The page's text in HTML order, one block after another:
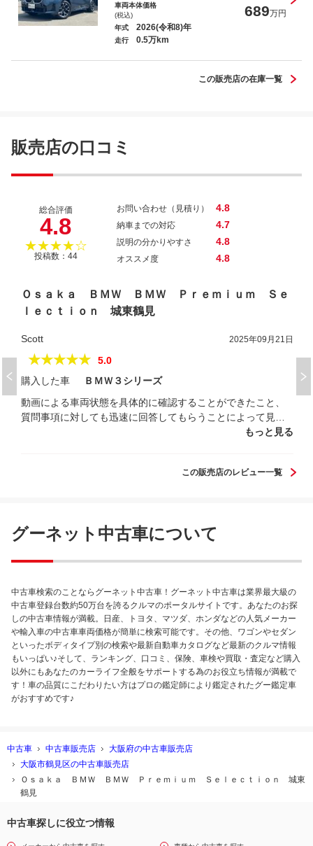
ＢＭＷ ３２０ｄ ｘＤｒｉｖｅＭスポーツ
スクルーシブ
車両本体価格
(税込)
689万円
年式 2026(令和8)年
走行 0.5万km
この販売店の在庫一覧
販売店の口コミ
総合評価
4.8
★★★★☆
投稿数：44
お問い合わせ（見積り） 4.8
納車までの対応 4.7
説明の分かりやすさ 4.8
オススメ度 4.8
Ｏｓａｋａ ＢＭＷ ＢＭＷ Ｐｒｅｍｉｕｍ Ｓｅ
ｌｅｃｔｉｏｎ 城東鶴見
Scott 2025年09月21日
★★★★★
5.0
購入した車
ＢＭＷ３シリーズ
動画による車両状態を具体的に確認することができたこと、
質問事項に対しても迅速に回答してもらうことによって見積
もりから成約までスムーズに短期間で済ませる事が出来あり
もっと見る
この販売店のレビュー一覧
グーネット中古車について
中古車検索のことならグーネット中古車！グーネット中古車は業界最大級の
中古車登録台数約50万台を誇るクルマのポータルサイトです。あなたのお探
しの中古車情報が満載。日産、トヨタ、マツダ、ホンダなどの人気メーカー
や輸入車の中古車車両価格が簡単に検索可能です。その他、ワゴンやセダン
といったボディタイプ別の検索や最新自動車カタログなど最新のクルマ情報
もいっぱい♪そして、ランキング、口コミ、保険、車検や買取・査定など購入
以外にもあなたのカーライフ全般をサポートする為のお役立ち情報が満載で
す！車の品質にこだわりたい方はプロの鑑定師により鑑定されたグー鑑定車
がおすすめです♪
中古車 中古車販売店
大阪府の中古車販売店
大阪市鶴見区の中古車販売店
Ｏｓａｋａ ＢＭＷ ＢＭＷ Ｐｒｅｍｉｕｍ Ｓｅｌｅｃｔｉｏｎ 城東
鶴見
中古車探しに役立つ情報